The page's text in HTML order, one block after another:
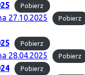
Pobierz
27.10.2025 Pobierz
Pobierz
28.04.2025 Pobierz
Pobierz